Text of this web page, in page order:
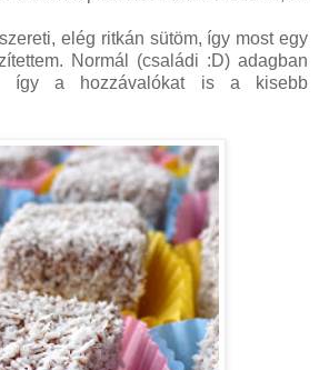
elég ritkán sütöm, így most egy
Normál (családi :D) adagban
így a hozzávalókat is a kisebb